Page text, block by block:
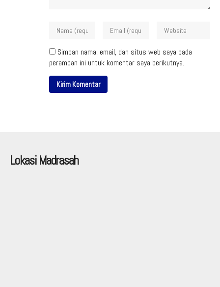
Simpan nama, email, dan situs web saya pada
peramban ini untuk komentar saya berikutnya.
Lokasi Madrasah